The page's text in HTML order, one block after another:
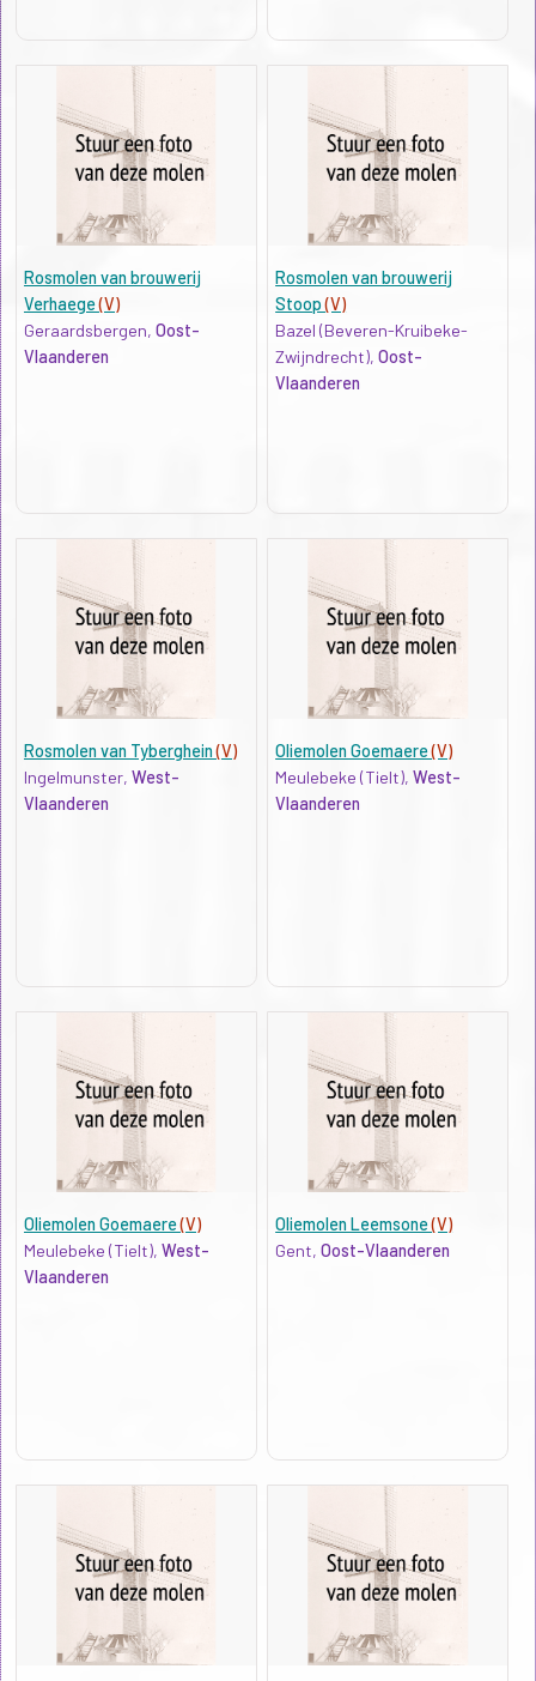
Rosmolen van brouwerij
Verhaege(V)
Geraardsbergen, Oost-
Vlaanderen
Rosmolen van brouwerij
Stoop(V)
Bazel (Beveren-Kruibeke-
Zwijndrecht),Oost-
Vlaanderen
Rosmolen van Tyberghein(V)
Ingelmunster, West-
Vlaanderen
Oliemolen Goemaere(V)
Meulebeke (Tielt),West-
Vlaanderen
Oliemolen Goemaere(V)
Meulebeke (Tielt), West-
Vlaanderen
Oliemolen Leemsone(V)
Gent,Oost-Vlaanderen